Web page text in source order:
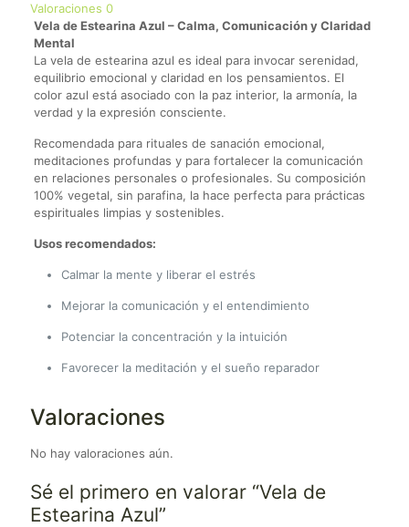
Valoraciones 0
Vela de Estearina Azul – Calma, Comunicación y Claridad
Mental
La vela de estearina azul es ideal para invocar serenidad,
equilibrio emocional y claridad en los pensamientos. El
color azul está asociado con la paz interior, la armonía, la
verdad y la expresión consciente.
Recomendada para rituales de sanación emocional,
meditaciones profundas y para fortalecer la comunicación
en relaciones personales o profesionales. Su composición
100% vegetal, sin parafina, la hace perfecta para prácticas
espirituales limpias y sostenibles.
Usos recomendados:
Calmar la mente y liberar el estrés
Mejorar la comunicación y el entendimiento
Potenciar la concentración y la intuición
Favorecer la meditación y el sueño reparador
Valoraciones
No hay valoraciones aún.
Sé el primero en valorar “Vela de
Estearina Azul”